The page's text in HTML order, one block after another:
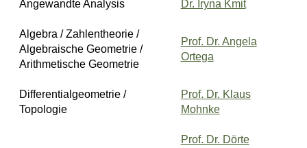
Angewandte Analysis Dr. Iryna Kmit
Algebra / Zahlentheorie /
Algebraische Geometrie /
Arithmetische Geometrie
Prof. Dr. Angela
Ortega
Differentialgeometrie /
Topologie
Prof. Dr. Klaus
Mohnke
Prof. Dr. Dörte